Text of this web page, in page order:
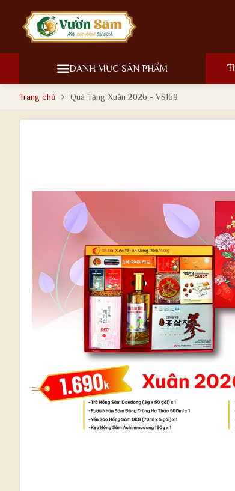
DANH MỤC SẢN PHẨM
Trang chủ Quà Tặng Xuân 2026 - VS169